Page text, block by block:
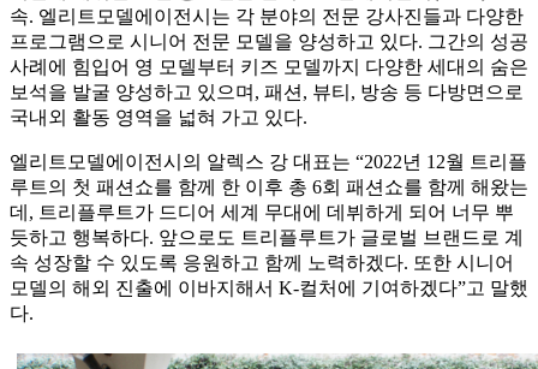
속. 엘리트모델에이전시는 각 분야의 전문 강사진들과 다양한
프로그램으로 시니어 전문 모델을 양성하고 있다. 그간의 성공
사례에 힘입어 영 모델부터 키즈 모델까지 다양한 세대의 숨은
보석을 발굴 양성하고 있으며, 패션, 뷰티, 방송 등 다방면으로
국내외 활동 영역을 넓혀 가고 있다.
엘리트모델에이전시의 알렉스 강 대표는 “2022년 12월 트리플
루트의 첫 패션쇼를 함께 한 이후 총 6회 패션쇼를 함께 해왔는
데, 트리플루트가 드디어 세계 무대에 데뷔하게 되어 너무 뿌
듯하고 행복하다. 앞으로도 트리플루트가 글로벌 브랜드로 계
속 성장할 수 있도록 응원하고 함께 노력하겠다. 또한 시니어
모델의 해외 진출에 이바지해서 K-컬처에 기여하겠다”고 말했
다.